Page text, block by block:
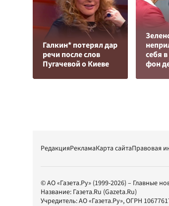
Галкин* потерял дар
речи после слов
Пугачевой о Киеве
cебя
фон
РедакцияРекламаКарта сайтаПравовая
© АО «Газета.Ру» (1999-2026) – Главные
Название: Газета.Ru (Gazeta.Ru)
Учредитель:АО «Газета.Ру», ОГРН